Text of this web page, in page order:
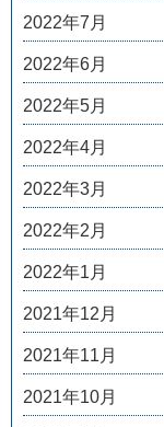
2022年7月
2022年6月
2022年5月
2022年4月
2022年3月
2022年2月
2022年1月
2021年12月
2021年11月
2021年10月